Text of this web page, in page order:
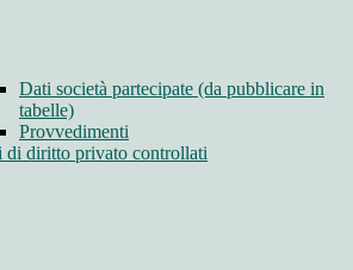
Dati società partecipate (da pubblicare in
tabelle)
Provvedimenti
di diritto privato controllati